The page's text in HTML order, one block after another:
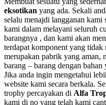
eksotikan yang ada. Sekali
selalu menajdi langganan kami
kami dalam melayani seluruh
barangnya , dan kami akan
terdapat komponent yang tidak
merupakan pabrik yang aman,
barang – barang dengan
Jika anda ingin mengetahui
website kami secara berkala.
trophy percayakan di Alfa
kami di no yang telah kami